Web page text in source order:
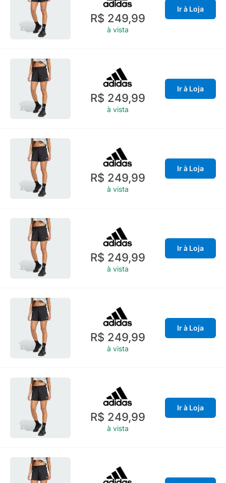
R$ 249,99
à vista
Ir à Loja
R$ 249,99
à vista
Ir à Loja
R$ 249,99
à vista
Ir à Loja
R$ 249,99
à vista
Ir à Loja
R$ 249,99
à vista
Ir à Loja
R$ 249,99
à vista
Ir à Loja